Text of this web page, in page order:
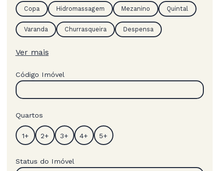
Copa Hidromassagem Mezanino Quintal
Varanda Churrasqueira Despensa
Ver mais
Código Imóvel
Quartos
Status do Imóvel